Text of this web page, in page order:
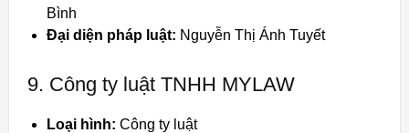
Bình
Đại diện pháp luật: Nguyễn Thị Ánh Tuyết
9. Công ty luật TNHH MYLAW
Loại hình: Công ty luật